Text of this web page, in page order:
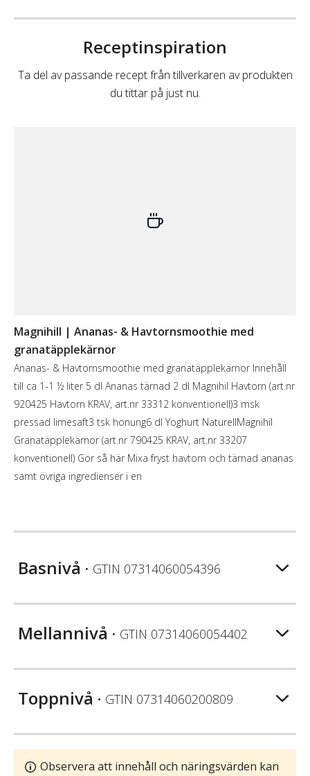
Receptinspiration
Ta del av passande recept från tillverkaren av produkten
du tittar på just nu.
Magnihill | Ananas- & Havtornsmoothie med
granatäpplekärnor
Ananas- & Havtornsmoothie med granatäpplekärnor Innehåll
till ca 1-1 ½ liter 5 dl Ananas tärnad 2 dl Magnihil Havtorn (art.nr
920425 Havtorn KRAV, art.nr 33312 konventionell)3 msk
pressad limesaft3 tsk honung6 dl Yoghurt NaturellMagnihil
Granatäpplekärnor (art.nr 790425 KRAV, art.nr 33207
konventionell) Gör så här Mixa fryst havtorn och tärnad ananas
samt övriga ingredienser i en
Basnivå • GTIN 07314060054396
Mellannivå • GTIN 07314060054402
Toppnivå • GTIN 07314060200809
Observera att innehåll och näringsvärden kan